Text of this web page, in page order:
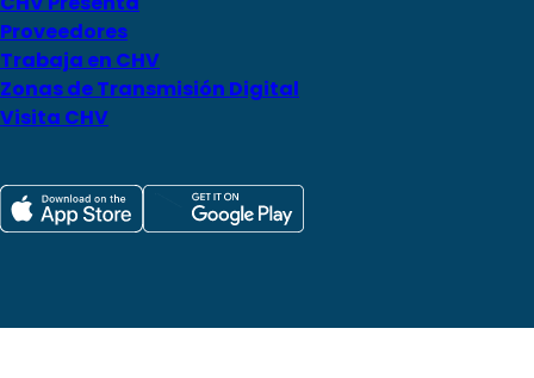
Proveedores
Trabaja en CHV
Zonas de Transmisión Digital
Visita CHV